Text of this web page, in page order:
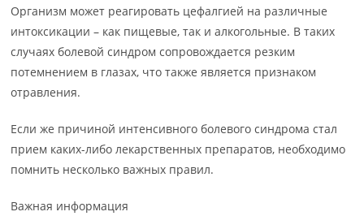
Организм может реагировать цефалгией на различные
интоксикации – как пищевые, так и алкогольные. В таких
случаях болевой синдром сопровождается резким
потемнением в глазах, что также является признаком
отравления.
Если же причиной интенсивного болевого синдрома стал
прием каких-либо лекарственных препаратов, необходимо
помнить несколько важных правил.
Важная информация